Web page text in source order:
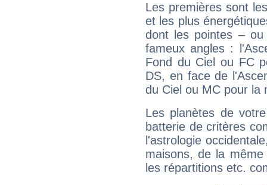
Les premières sont
et les plus
dont les pointes –
fameux angles :
Fond du Ciel ou FC
DS, en face de
du Ciel ou MC pour la
Les planètes de
batterie de critères
l'astrologie
maisons, de la
les répartitions etc.